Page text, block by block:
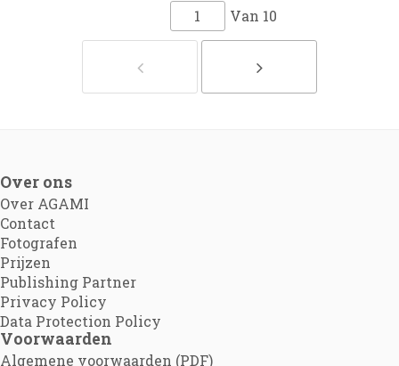
Van 10
Over ons
Over AGAMI
Contact
Fotografen
Prijzen
Publishing Partner
Privacy Policy
Data Protection Policy
Voorwaarden
Algemene voorwaarden (PDF)